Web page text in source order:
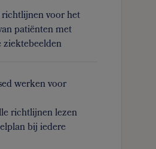
voor het
patiënten met
werken voor
richtlijnen lezen
bij iedere